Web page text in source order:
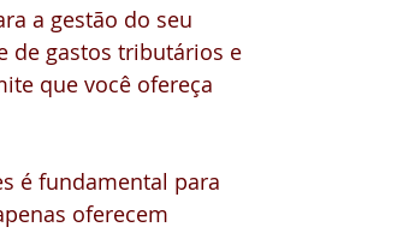
a gestão do seu
de gastos tributários e
que você ofereça
é fundamental para
oferecem